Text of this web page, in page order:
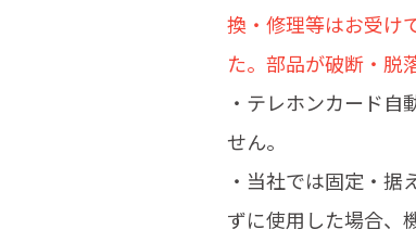
換・修理等はお受け
た。部品が破断・脱
・テレホンカード
せん。
・当社では固定・
ずに使用した場合、